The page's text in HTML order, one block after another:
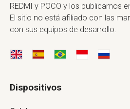
REDMI y POCO y los publicamos
El sitio no está afiliado con las
con sus equipos de desarrollo.
Dispositivos